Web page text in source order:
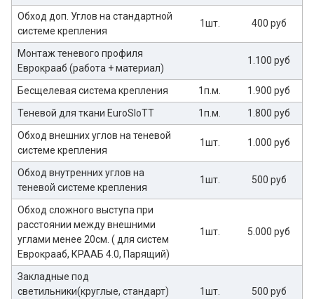
Обход доп. Углов на стандартной
системе крепления
1шт. 400 руб
Монтаж теневого профиля
Еврокрааб (работа + материал)
1.100 руб
Бесщелевая система крепления 1п.м.
1.900 руб
Теневой для ткани EuroSloTT
1п.м.
1.800 руб
Обход внешних углов на теневой
системе крепления
1шт. 1.000 руб
Обход внутренних углов на
теневой системе крепления
1шт. 500 руб
Обход сложного выступа при
расстоянии между внешними
углами менее 20см. ( для систем
Еврокрааб, КРААБ 4.0, Парящий)
1шт. 5.000 руб
Закладные под
светильники(круглые, стандарт)
1шт. 500 руб